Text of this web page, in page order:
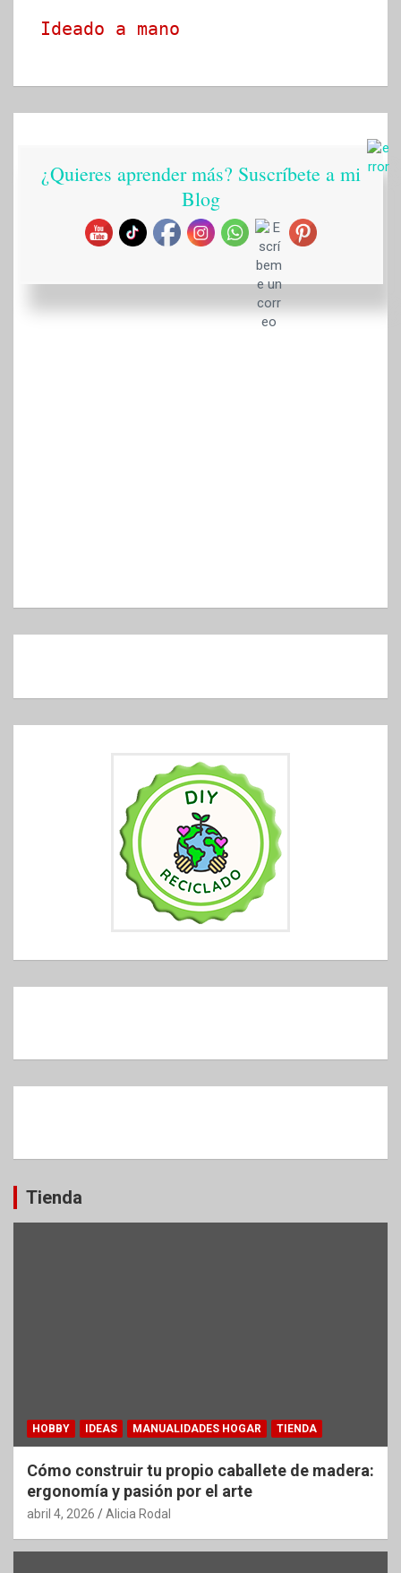
Ideado a mano
Tienda
HOBBY IDEAS MANUALIDADES HOGAR TIENDA
Cómo construir tu propio caballete de madera:
ergonomía y pasión por el arte
abril 4, 2026 Alicia Rodal
¿Quieres aprender más? Suscríbete a mi
Blog